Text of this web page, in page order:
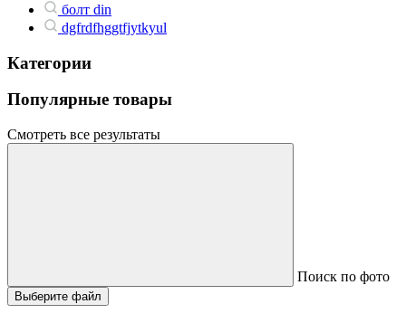
болт din
dgfrdfhggtfjytkyul
Категории
Популярные товары
Смотреть все результаты
Поиск по фото
Выберите файл